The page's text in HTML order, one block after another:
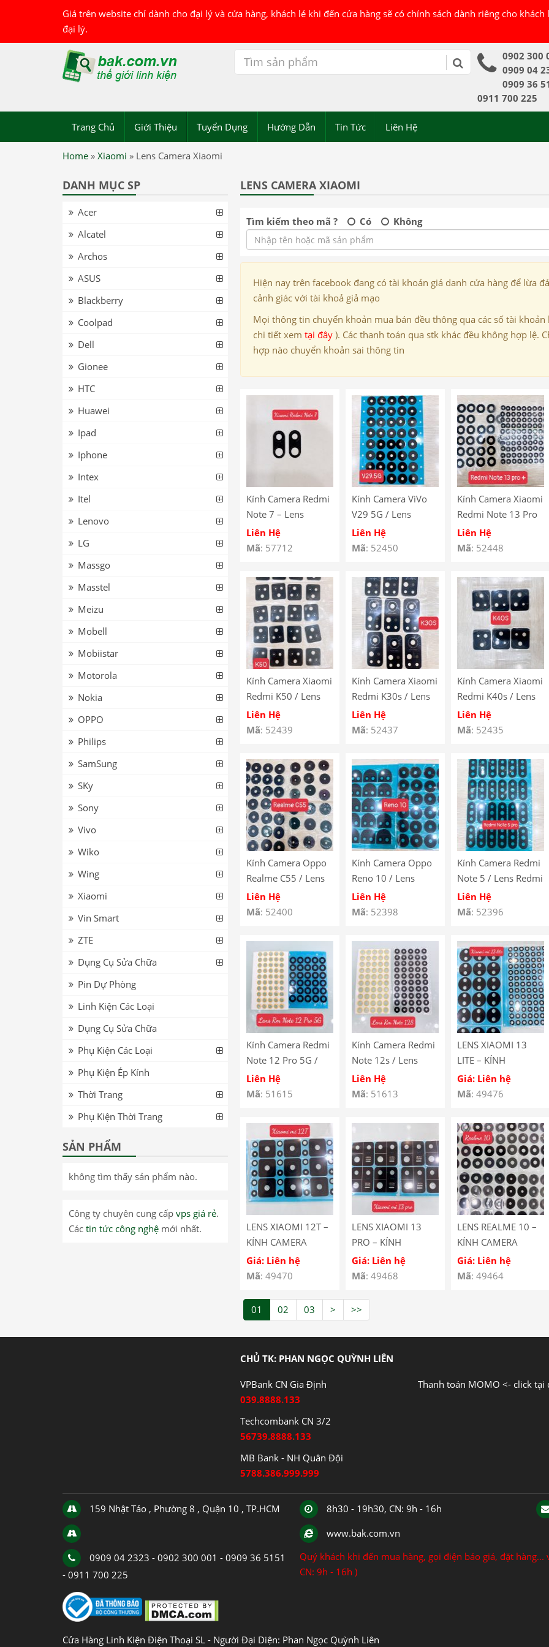
Giá trên website chỉ dành cho đại lý và cửa hàng, khách lẻ khi đến cửa hàng sẽ có chính sách dành riêng cho
đại lý.
0902 300
0909 04
0909 36
0911 700 225
Trang Chủ Giới Thiệu Tuyển Dụng Hướng Dẫn Tin Tức Liên Hệ
Home » Xiaomi » Lens Camera Xiaomi
LENS CAMERA XIAOMI
Tìm kiếm theo mã ? Có Không
Hiện nay trên facebook đang có tài khoản giả danh cửa hàng để lừa
cảnh giác với tài khoả giả mạo
Mọi thông tin chuyển khoản mua bán đều thông qua các số tài
chi tiết xem tại đây ). Các thanh toán qua stk khác đều không hợp
hợp nào chuyển khoản sai thông tin
Kính Camera Redmi
Note 7 – Lens
Camera Redmi note
7 M1901F7G,
M1901F7I
Liên Hệ
Mã: 57712
Kính Camera ViVo
V29 5G / Lens
Camera ViVo V29
5G / Mắt Camera
Liên Hệ
Mã: 52450
Kính Camera Xiaomi
Redmi Note 13 Pro
Plus / Lens Camera
Xiaomi Redmi Note
Camera Xiaomi
Redmi Note 13 Pro
Plus
Liên Hệ
Mã: 52448
Kính Camera Xiaomi
Redmi K50 / Lens
Camera Xiaomi
Redmi K50 / Mắt
Redmi K50
Liên Hệ
Mã: 52439
Kính Camera Xiaomi
Redmi K30s / Lens
Camera Xiaomi
Redmi K30s / Mắt
Redmi K30s
Liên Hệ
Mã: 52437
Kính Camera Xiaomi
Redmi K40s / Lens
Camera Xiaomi
Redmi K40s / Mắt
Redmi K40s
Liên Hệ
Mã: 52435
Kính Camera Oppo
Realme C55 / Lens
Oppo Realme C55 /
Mắt Camera Oppo
Liên Hệ
Mã: 52400
Kính Camera Oppo
Reno 10 / Lens
Oppo Reno 10 / Mắt
Camera Oppo Reno
Liên Hệ
Mã: 52398
Kính Camera Redmi
Note 5 / Lens Redmi
Note 5 Pro / Mắt
Camera Redmi Note
Liên Hệ
Mã: 52396
Kính Camera Redmi
Note 12 Pro 5G /
Lens Camera Redmi
Note 12 Pro 5G /
Note 12 Pro 5G
Liên Hệ
Mã: 51615
Kính Camera Redmi
Note 12s / Lens
Camera Redmi Note
12s / Mắt Camera
Liên Hệ
Mã: 51613
LENS XIAOMI 13
LITE – KÍNH
CAMERA XIAOMI 13
LITE
Giá: Liên hệ
Mã: 49476
LENS XIAOMI 12T –
KÍNH CAMERA
XIAOMI 12T
Giá: Liên hệ
Mã: 49470
LENS XIAOMI 13
PRO – KÍNH
CAMERA XIAOMI 13
PRO
Giá: Liên hệ
Mã: 49468
LENS REALME 10 –
KÍNH CAMERA
REALME 10
Giá: Liên hệ
Mã: 49464
01 02 03 > >>
DANH MỤC SP
Acer
Alcatel
Archos
ASUS
Blackberry
Coolpad
Dell
Gionee
HTC
Huawei
Ipad
Iphone
Intex
Itel
Lenovo
LG
Massgo
Masstel
Meizu
Mobell
Mobiistar
Motorola
Nokia
OPPO
Philips
SamSung
SKy
Sony
Vivo
Wiko
Wing
Xiaomi
Vin Smart
ZTE
Dụng Cụ Sửa Chữa
Pin Dự Phòng
Linh Kiện Các Loại
Dụng Cụ Sửa Chữa
Phụ Kiện Các Loại
Phụ Kiện Ép Kính
Thời Trang
Phụ Kiện Thời Trang
SẢN PHẨM
không tìm thấy sản phẩm nào.
Công ty chuyên cung cấp vps giá rẻ.
Các tin tức công nghệ mới nhất.
CHỦ TK: PHAN NGỌC QUỲNH LIÊN
VPBank CN Gia Định
039.8888.133
Techcombank CN 3/2
56739.8888.133
MB Bank - NH Quân Đội
5788.386.999.999
Thanh toán MOMO <- click tại
159 Nhật Tảo , Phường 8 , Quận 10 , TP.HCM
0909 04 2323 - 0902 300 001 - 0909 36 5151
- 0911 700 225
8h30 - 19h30, CN: 9h - 16h
www.bak.com.vn
Quý khách khi đến mua hàng, gọi điện báo giá, đặt
CN: 9h - 16h )
Cửa Hàng Linh Kiện Điện Thoại SL - Người Đại Diện: Phan Ngọc Quỳnh Liên